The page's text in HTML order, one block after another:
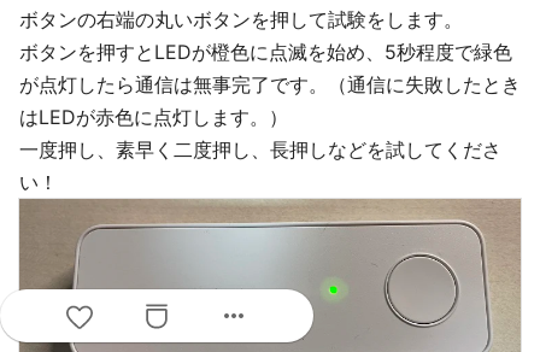
ボタンの右端の丸いボタンを押して試験をします。
ボタンを押すとLEDが橙色に点滅を始め、5秒程度で緑色
が点灯したら通信は無事完了です。（通信に失敗したとき
はLEDが赤色に点灯します。）
一度押し、素早く二度押し、長押しなどを試してくださ
い！
more_horiz